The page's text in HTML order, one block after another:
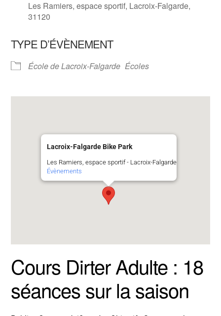
Les Ramiers, espace sportif, Lacroix-Falgarde,
31120
TYPE D’ÉVÈNEMENT
École de Lacroix-Falgarde Écoles
Lacroix-Falgarde Bike Park
Les Ramiers, espace sportif - Lacroix-Falgarde
Évènements
Cours Dirter Adulte : 18
séances sur la saison